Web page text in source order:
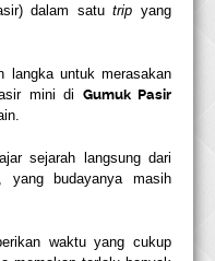
dalam satutrip yang
langka untuk merasakan
mini di Gumuk Pasir
sejarah langsung dari
, yang budayanya masih
waktu yang cukup